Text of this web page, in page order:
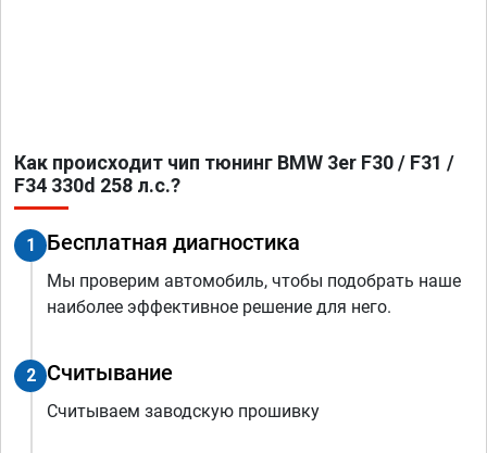
Как происходит чип тюнинг BMW 3er F30 / F31 /
F34 330d 258 л.с.?
1 Бесплатная диагностика
Мы проверим автомобиль, чтобы подобрать наше
наиболее эффективное решение для него.
2 Считывание
Считываем заводскую прошивку